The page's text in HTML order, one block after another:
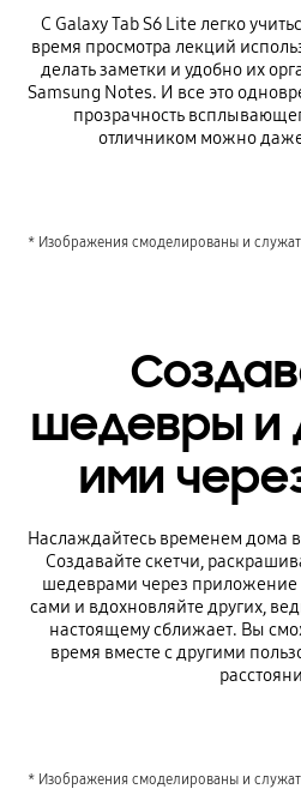
С Galaxy Tab S6 Lite легко
время просмотра лекций
делать заметки и удобно их
Samsung Notes. И все это
прозрачность
отличником можно
* Изображения смоделированы и
шедевры и
ими
Наслаждайтесь временем дома
Создавайте скетчи,
шедеврами через приложение
сами и вдохновляйте других,
настоящему сближает. Вы
время вместе с другими
* Изображения смоделированы и